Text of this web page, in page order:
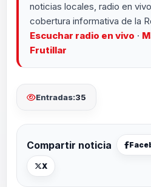
noticias locales, radio en
cobertura informativa de la
Escuchar radio en vivo ·
Frutillar
Entradas:35
Compartir noticia
X